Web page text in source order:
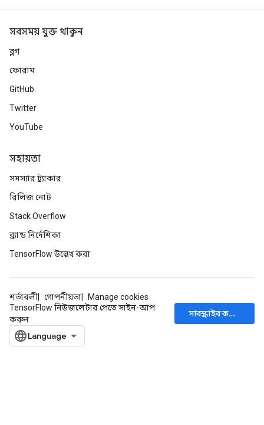
সবসময় যুক্ত থাকুন
ব্লগ
ফোরাম
GitHub
Twitter
YouTube
সহায়তা
সমস্যার ট্র্যাকার
রিলিজ নোট
Stack Overflow
ব্র্যান্ড নির্দেশিকা
TensorFlow উল্লেখ করা
শর্তাবলী গোপনীয়তা
Manage cookies
TensorFlow নিউজলেটার পেতে সাইন-আপ
করুন
সাবস্ক্রাইব করুন